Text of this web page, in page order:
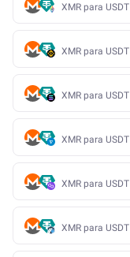
XMR para USDT
XMR para USDT
XMR para USDT
XMR para USDT
XMR para USDT
XMR para USDT